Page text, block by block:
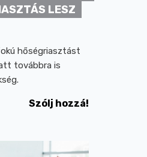
LESZ
hőségriasztást
továbbra is
Szólj hozzá!